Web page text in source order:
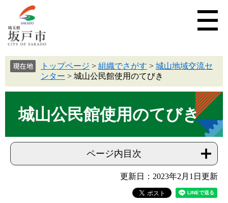
トップページ > 組織でさがす > 城山地域交流セ
ンター > 城山公民館使用のてびき
城山公民館使用のてびき
ページ内目次
更新日：2023年2月1日更新